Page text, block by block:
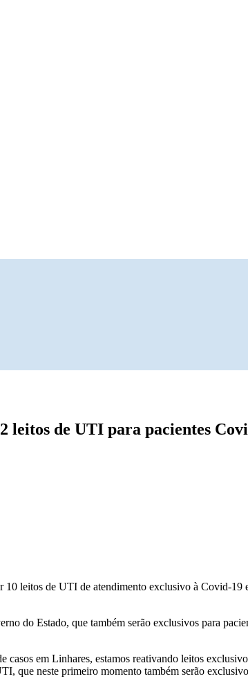
de UTI para pacientes
leitos de UTI de atendimento exclusivo à Covid-
do Estado, que também serão exclusivos para
em Linhares, estamos reativando leitos
que neste primeiro momento também serão